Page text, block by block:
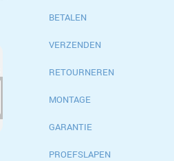
BETALEN
VERZENDEN
RETOURNEREN
MONTAGE
GARANTIE
PROEFSLAPEN